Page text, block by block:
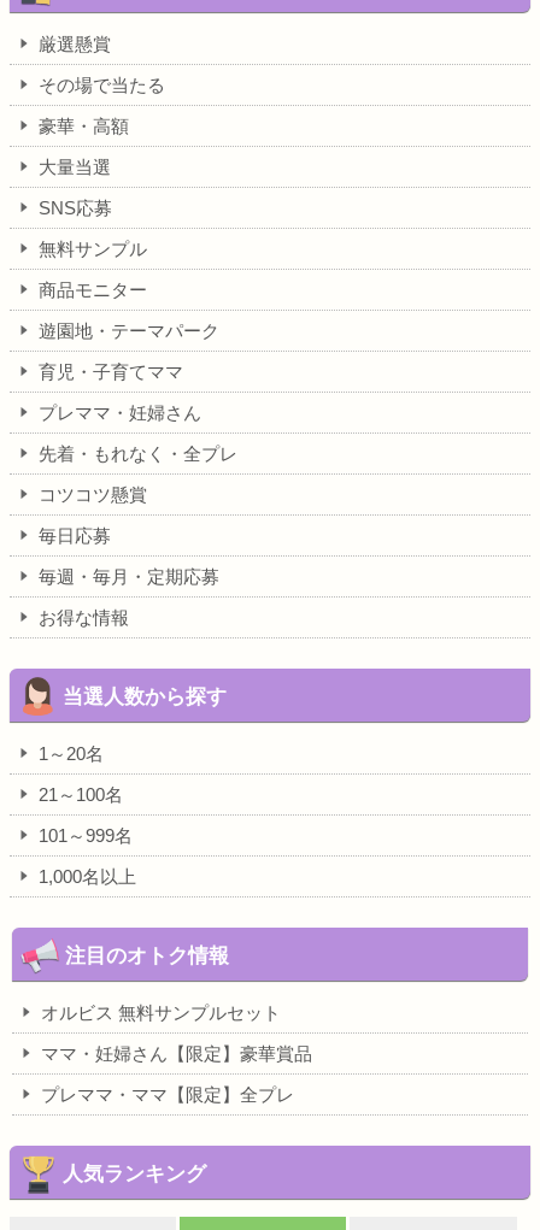
厳選懸賞
その場で当たる
豪華・高額
大量当選
SNS応募
無料サンプル
商品モニター
遊園地・テーマパーク
育児・子育てママ
プレママ・妊婦さん
先着・もれなく・全プレ
コツコツ懸賞
毎日応募
毎週・毎月・定期応募
お得な情報
当選人数から探す
1～20名
21～100名
101～999名
1,000名以上
注目のオトク情報
オルビス 無料サンプルセット
ママ・妊婦さん【限定】豪華賞品
プレママ・ママ【限定】全プレ
人気ランキング